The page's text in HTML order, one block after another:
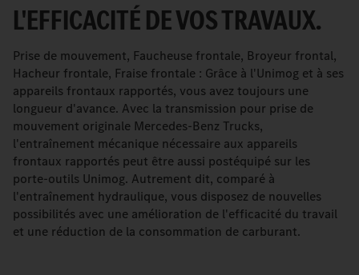
L'EFFICACITÉ DE VOS TRAVAUX.
Prise de mouvement, Faucheuse frontale, Broyeur frontal,
Hacheur frontale, Fraise frontale : Grâce à l'Unimog et à ses
appareils frontaux rapportés, vous avez toujours une
longueur d'avance. Avec la transmission pour prise de
mouvement originale Mercedes-Benz Trucks,
l'entraînement mécanique nécessaire aux appareils
frontaux rapportés peut être aussi postéquipé sur les
porte-outils Unimog. Autrement dit, comparé à
l'entraînement hydraulique, vous disposez de nouvelles
possibilités avec une amélioration de l'efficacité du travail
et une réduction de la consommation de carburant.